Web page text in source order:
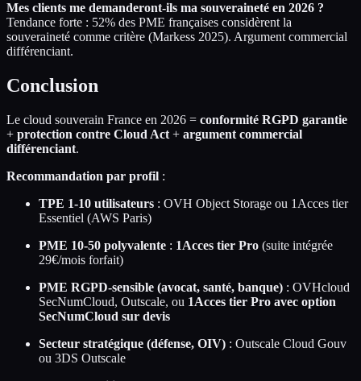
Mes clients me demanderont-ils ma souveraineté en 2026 ?
Tendance forte : 52% des PME françaises considèrent la
souveraineté comme critère (Markess 2025). Argument commercial
différenciant.
Conclusion
Le cloud souverain France en 2026 = conformité RGPD garantie
+ protection contre Cloud Act + argument commercial
différenciant.
Recommandation par profil :
TPE 1-10 utilisateurs : OVH Object Storage ou 1Acces tier
Essentiel (AWS Paris)
PME 10-50 polyvalente : 1Acces tier Pro (suite intégrée
29€/mois forfait)
PME RGPD-sensible (avocat, santé, banque) : OVHcloud
SecNumCloud, Outscale, ou 1Acces tier Pro avec option
SecNumCloud sur devis
Secteur stratégique (défense, OIV) : Outscale Cloud Gouv
ou 3DS Outscale